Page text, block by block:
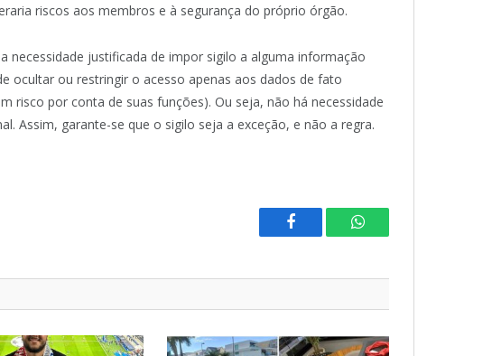
riscos aos membros e à segurança do próprio órgão.
necessidade justificada de impor sigilo a alguma informação
ocultar ou restringir o acesso apenas aos dados de fato
risco por conta de suas funções). Ou seja, não há necessidade
Assim, garante-se que o sigilo seja a exceção, e não a regra.
Facebook WhatsApp